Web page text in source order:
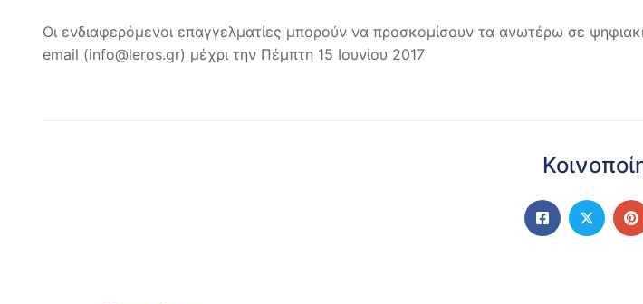
Οι ενδιαφερόμενοι επαγγελματίες μπορούν να προσκομίσουν τα ανωτέρω σε
email (info@leros.gr) μέχρι την Πέμπτη 15 Ιουνίου 2017